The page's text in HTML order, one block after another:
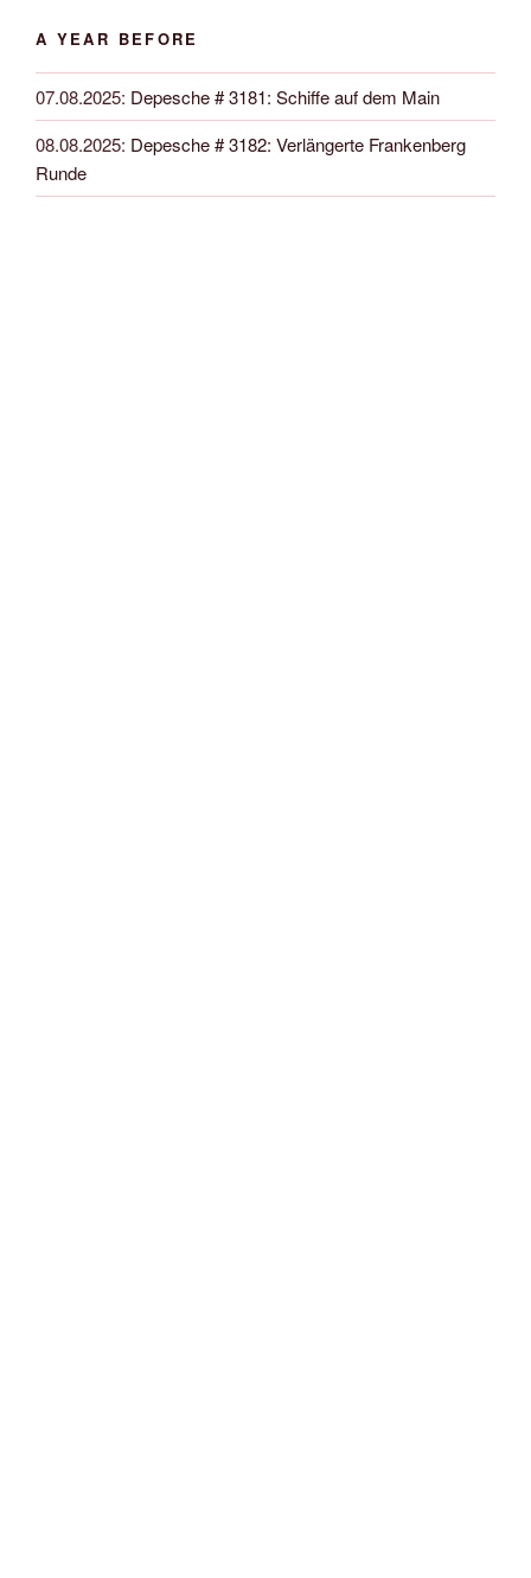
A YEAR BEFORE
07.08.2025: Depesche # 3181: Schiffe auf dem Main
08.08.2025: Depesche # 3182: Verlängerte Frankenberg
Runde